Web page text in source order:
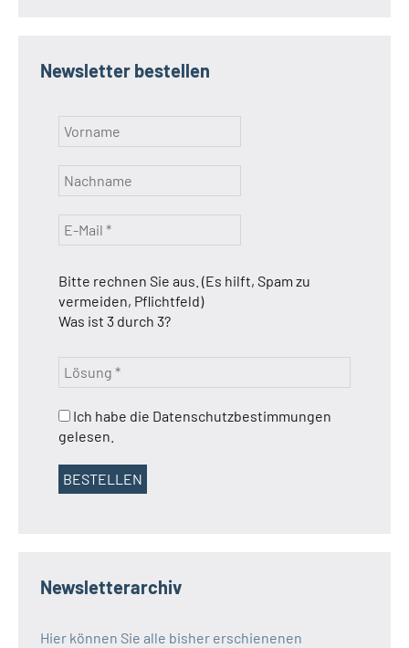
Newsletter bestellen
Bitte rechnen Sie aus. (Es hilft, Spam zu
vermeiden, Pflichtfeld)
Was ist 3 durch 3?
Ich habe die Datenschutzbestimmungen
gelesen.
Newsletterarchiv
Hier können Sie alle bisher erschienenen